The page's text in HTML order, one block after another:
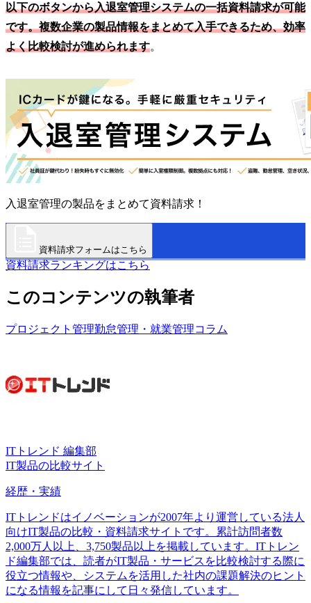
以下のボタンから入退室管理システムの一括資料請求が可能
です。複数企業の製品情報をまとめて入手できるため、効率
よく比較検討が進められます。
入退室管理の製品をまとめて資料請求！
資料請求フォームはこちら
資料請求ランキングはこちら
このコンテンツの執筆者
プロジェクト管理勤怠管理・就業管理コラム
ITトレンド 編集部
IT製品の比較サイト
経歴・実績
ITトレンドはイノベーションが2007年より運営している法人
向けIT製品の比較・資料請求サイトです。累計訪問者数
2,000万人以上、3,750製品以上を掲載しています。ITトレン
ド編集部では、読者がIT製品・サービスを比較検討する際に
役立つ情報や、システムを活用した社内の課題解決のヒント
になる情報を記事にして日々発信しています。